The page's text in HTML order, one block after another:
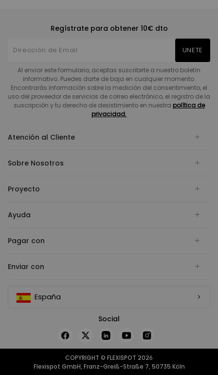
Regístrate para obtener 10€ dto
UNETE
Al enviar este formulario, aceptas suscribirte a nuestro boletín
informativo. Puedes darte de baja en cualquier momento.
Encontrarás información sobre la medición del consentimiento, el
uso del proveedor de servicios de correo electrónico, el registro de la
suscripción y tu derecho de desistimiento en nuestra política de
privacidad.
Atención al Cliente
Sobre Nosotros
Proyecto
Ayuda
Pagar con
Enviar con
España
Social
COPYRIGHT © FLEXISPOT 2026
Flexispot GmbH, Franz-Greiß-Straße 7, 50735 Köln